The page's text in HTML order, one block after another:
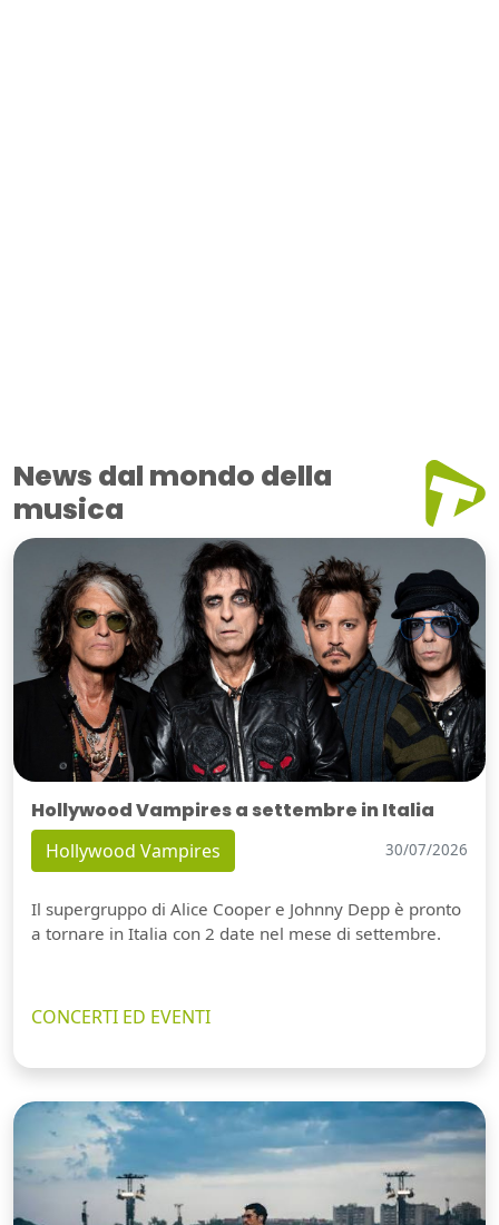
News dal mondo della
musica
Hollywood Vampires a settembre in Italia
Hollywood Vampires 30/07/2026
Il supergruppo di Alice Cooper e Johnny Depp è pronto
a tornare in Italia con 2 date nel mese di settembre.
CONCERTI ED EVENTI